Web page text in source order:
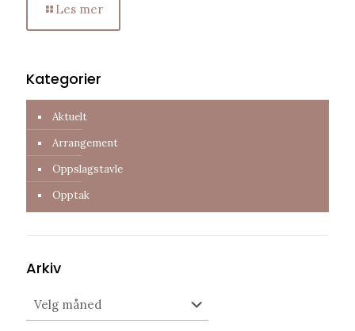
Les mer
Kategorier
Aktuelt
Arrangement
Oppslagstavle
Opptak
Arkiv